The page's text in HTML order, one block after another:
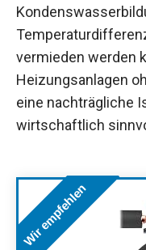
vermieden werden
Heizungsanlagen
eine nachträgliche
wirtschaftlich
Wir empfehlen